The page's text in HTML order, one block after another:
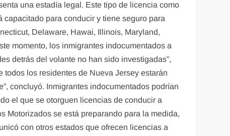
una estadía legal. Este tipo de licencia como
para conducir y tiene seguro para
Delaware, Hawai, Illinois, Maryland,
momento, los inmigrantes indocumentados a
detrás del volante no han sido investigadas”,
los residentes de Nueva Jersey estarán
concluyó. Inmigrantes indocumentados podrían
el que se otorguen licencias de conducir a
Motorizados se está preparando para la medida,
con otros estados que ofrecen licencias a